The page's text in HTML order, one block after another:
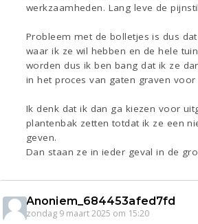
werkzaamheden. Lang leve de
Probleem met de bolletjes is dus
waar ik ze wil hebben en de hele
worden dus ik ben bang dat ik ze
in het proces van gaten graven voor
Ik denk dat ik dan ga kiezen voor
plantenbak zetten totdat ik ze een
geven.
Dan staan ze in ieder geval in de
Anoniem_684453afed7fd
zondag 9 maart 2025 om 15:20